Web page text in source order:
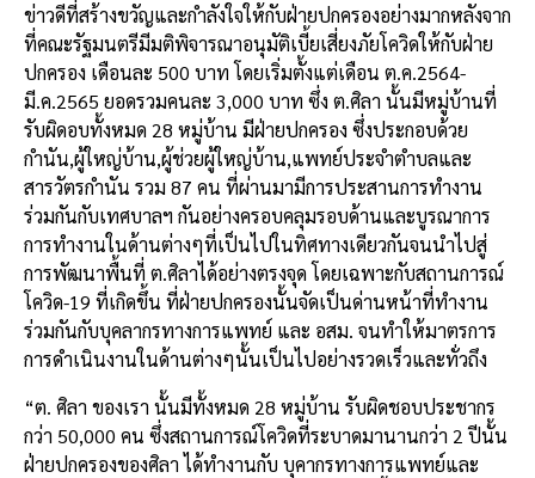
ข่าวดีที่สร้างขวัญและกำลังใจให้กับฝ่ายปกครองอย่างมากหลังจาก
ที่คณะรัฐมนตรีมีมติพิจารณาอนุมัติเบี้ยเสี่ยงภัยโควิดให้กับฝ่าย
ปกครอง เดือนละ 500 บาท โดยเริ่มตั้งแต่เดือน ต.ค.2564-
มี.ค.2565 ยอดรวมคนละ 3,000 บาท ซึ่ง ต.ศิลา นั้นมีหมู่บ้านที่
รับผิดอบทั้งหมด 28 หมู่บ้าน มีฝ่ายปกครอง ซึ่งประกอบด้วย
กำนัน,ผู้ใหญ่บ้าน,ผู้ช่วยผู้ใหญ่บ้าน,แพทย์ประจำตำบลและ
สารวัตรกำนัน รวม 87 คน ที่ผ่านมามีการประสานการทำงาน
ร่วมกันกับเทศบาลฯ กันอย่างครอบคลุมรอบด้านและบูรณาการ
การทำงานในด้านต่างๆที่เป็นไปในทิศทางเดียวกันจนนำไปสู่
การพัฒนาพื้นที่ ต.ศิลาได้อย่างตรงจุด โดยเฉพาะกับสถานการณ์
โควิด-19 ที่เกิดขึ้น ที่ฝ่ายปกครองนั้นจัดเป็นด่านหน้าที่ทำงาน
ร่วมกันกับบุคลากรทางการแพทย์ และ อสม. จนทำให้มาตรการ
การดำเนินงานในด้านต่างๆนั้นเป็นไปอย่างรวดเร็วและทั่วถึง
“ต. ศิลา ของเรา นั้นมีทั้งหมด 28 หมู่บ้าน รับผิดชอบประชากร
กว่า 50,000 คน ซึ่งสถานการณ์โควิดที่ระบาดมานานกว่า 2 ปีนั้น
ฝ่ายปกครองของศิลา ได้ทำงานกับ บุคากรทางการแพทย์และ